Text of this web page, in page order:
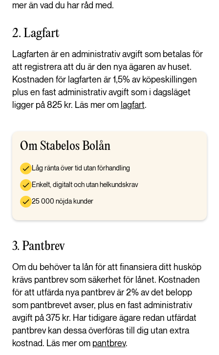
mer än vad du har råd med.
2. Lagfart
Lagfarten är en administrativ avgift som betalas för
att registrera att du är den nya ägaren av huset.
Kostnaden för lagfarten är 1,5% av köpeskillingen
plus en fast administrativ avgift som i dagsläget
ligger på 825 kr. Läs mer om lagfart.
Om Stabelos Bolån
Låg ränta över tid utan förhandling
Enkelt, digitalt och utan helkundskrav
25 000 nöjda kunder
3. Pantbrev
Om du behöver ta lån för att finansiera ditt husköp
krävs pantbrev som säkerhet för lånet. Kostnaden
för att utfärda nya pantbrev är 2% av det belopp
som pantbrevet avser, plus en fast administrativ
avgift på 375 kr. Har tidigare ägare redan utfärdat
pantbrev kan dessa överföras till dig utan extra
kostnad. Läs mer om pantbrev.